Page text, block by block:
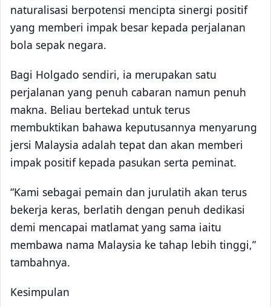
naturalisasi berpotensi mencipta sinergi positif
yang memberi impak besar kepada perjalanan
bola sepak negara.
Bagi Holgado sendiri, ia merupakan satu
perjalanan yang penuh cabaran namun penuh
makna. Beliau bertekad untuk terus
membuktikan bahawa keputusannya menyarung
jersi Malaysia adalah tepat dan akan memberi
impak positif kepada pasukan serta peminat.
“Kami sebagai pemain dan jurulatih akan terus
bekerja keras, berlatih dengan penuh dedikasi
demi mencapai matlamat yang sama iaitu
membawa nama Malaysia ke tahap lebih tinggi,”
tambahnya.
Kesimpulan